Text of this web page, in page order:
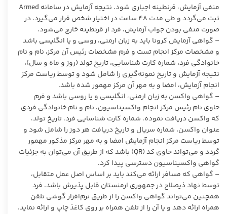
منفی آزمایش، قرنطینه اجباری شود. نتیجه آزمایش در سامانه Armed
ثبت می‌گردد و طی مدت ۴۸ ساعت در اختیار شخص قرار می‌گیرد. در
صورت منفی بودن جواب آزمایش، فرد از قرنطینه خارج می‌شود.
– گواهی آزمایش کرونا باید به زبان ارمنی، روسی و یا انگلیسی باشد
و مشخصات مرکز انجام تست و فرم مشخصات رئیس آن مرکز، نام و نام
خانوادگی فرد، شماره کارت شناسایی، تاریخ تولد (روز و ماه و سال)،
نتیجه آزمایش و تاریخ نمونه‌گیری را شامل شود و توسط ریاست مرکز
انجام آزمایش، امضا و به مهر آن مرکز مهمور شده باشد.
– گواهی واکسن به زبان ارمنی، انگلیسی و یا روسی باشد و فرم
حاوی نام رئیس مرکز انجام واکسیناسیون، نام و نام خانوادگی فردی
که واکسن دریافت نموده، شماره کارت شناسایی فرد، تاریخ تولد،
عنوان واکسن، شماره سریال و تاریخ دریافت هر دوز را شامل شود و
توسط ریاست مرکز انجام آزمایش امضا و به مهر مرکز مذکور مهمور
گردد و می‌تواند حاوی کد (QR) باشد که از طریق آن می‌توان به جزئیات
گواهی واکسیناسیون دسترسی پیدا کرد.
– گواهی که مسافر ارائه می‌کند باید بر اساس اصل عمل متقابل،
توسط نهاد ذیصلاح در جمهوری ارمنستان قابل پذیرش باشد. فرد
همچنین می‌تواند گواهی واکسن را از طریق نرم‌افزار گوشی تلفن
همراه ارائه دهد و یا آن را از تلفن همراه بر روی کاغذ چاپ و ارائه نماید.